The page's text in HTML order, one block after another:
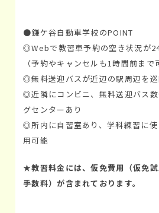
●鎌ケ谷自動車学校のPOINT
◎Webで教習車予約の空き状況が
（予約やキャンセルも1時間前まで
◎無料送迎バスが近辺の駅周辺を
◎近隣にコンビニ、無料送迎バス
グセンターあり
◎所内に自習室あり、学科練習に使
用可能
★教習料金には、仮免費用（仮免
手数料）が含まれております。